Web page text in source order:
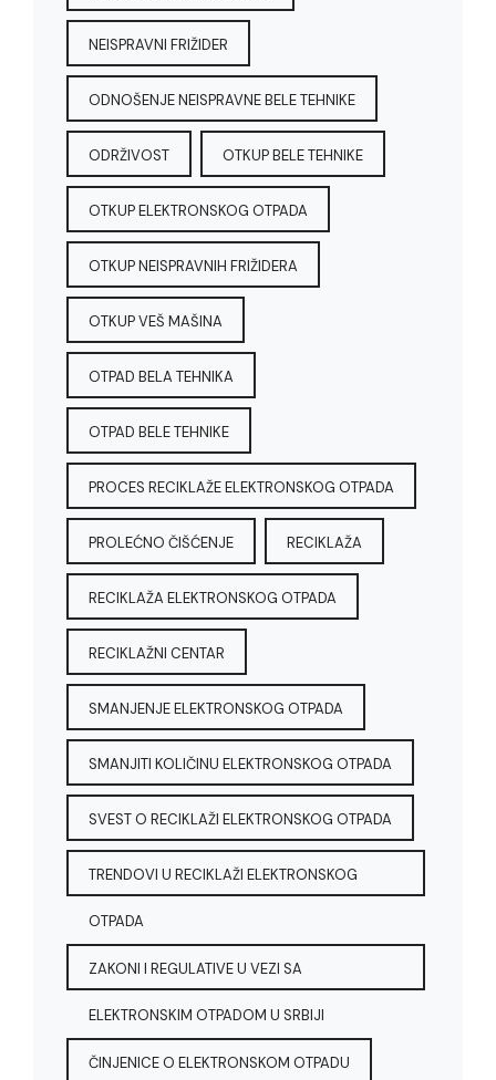
NEISPRAVNI FRIŽIDER
ODNOŠENJE NEISPRAVNE BELE TEHNIKE
ODRŽIVOST OTKUP BELE TEHNIKE
OTKUP ELEKTRONSKOG OTPADA
OTKUP NEISPRAVNIH FRIŽIDERA
OTKUP VEŠ MAŠINA
OTPAD BELA TEHNIKA
OTPAD BELE TEHNIKE
PROCES RECIKLAŽE ELEKTRONSKOG OTPADA
PROLEĆNO ČIŠĆENJE RECIKLAŽA
RECIKLAŽA ELEKTRONSKOG OTPADA
RECIKLAŽNI CENTAR
SMANJENJE ELEKTRONSKOG OTPADA
SMANJITI KOLIČINU ELEKTRONSKOG OTPADA
SVEST O RECIKLAŽI ELEKTRONSKOG OTPADA
TRENDOVI U RECIKLAŽI ELEKTRONSKOG
OTPADA
ZAKONI I REGULATIVE U VEZI SA
ELEKTRONSKIM OTPADOM U SRBIJI
ČINJENICE O ELEKTRONSKOM OTPADU